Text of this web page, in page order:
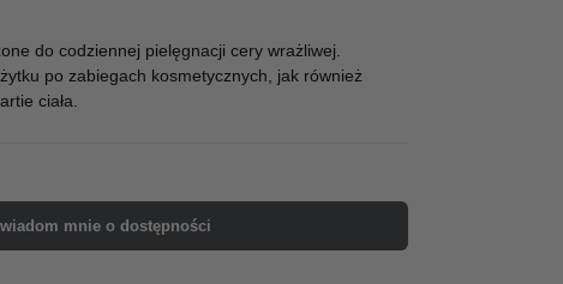
do codziennej pielęgnacji cery wrażliwej.
po zabiegach kosmetycznych, jak również
ciała.
mnie o dostępności